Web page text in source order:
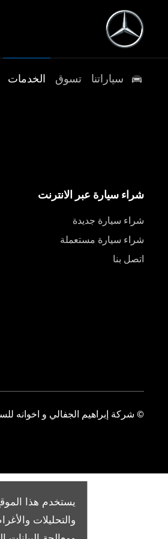
يستخدم هذا
والتحليلات
سياراتنا تسوق الخدمات
شراء سيارة عبر الانترنت
شراء سيارة جديدة
شراء سيارة مستعملة
اتصل بنا
© شركة إبراهيم الجفالي و اخوانه للسيارات 2026. كل